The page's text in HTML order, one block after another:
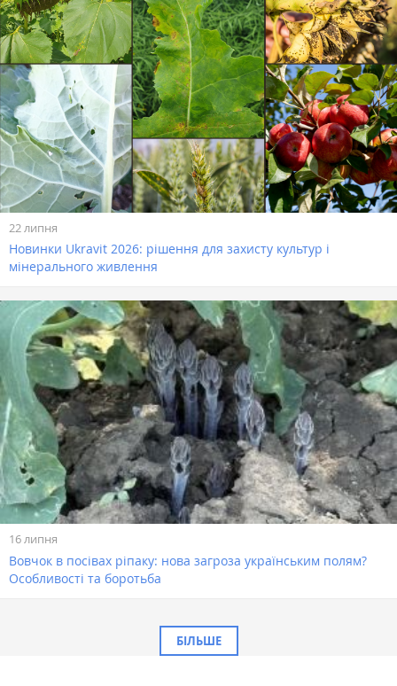
22 липня
Новинки Ukravit 2026: рішення для захисту культур і
мінерального живлення
16 липня
Вовчок в посівах ріпаку: нова загроза українським полям?
Особливості та боротьба
БІЛЬШЕ